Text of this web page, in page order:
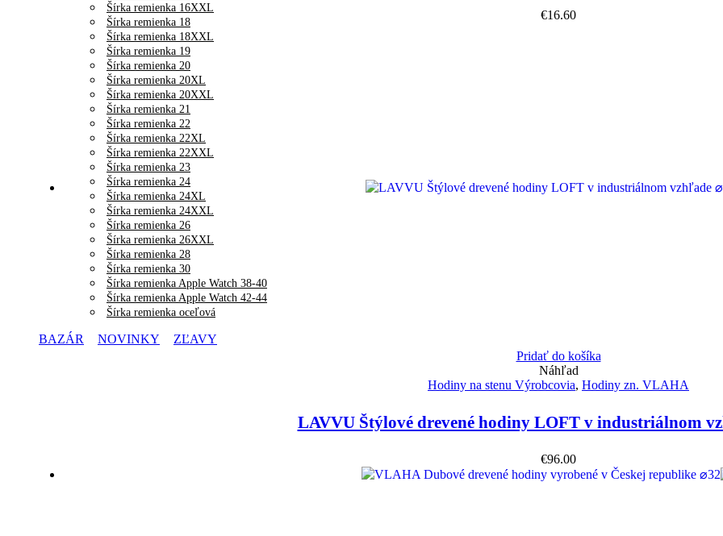
Šírka remienka 16XXL
Šírka remienka 18
Šírka remienka 18XXL
Šírka remienka 19
Šírka remienka 20
Šírka remienka 20XL
Šírka remienka 20XXL
Šírka remienka 21
Šírka remienka 22
Šírka remienka 22XL
Šírka remienka 22XXL
Šírka remienka 23
Šírka remienka 24
Šírka remienka 24XL
Šírka remienka 24XXL
Šírka remienka 26
Šírka remienka 26XXL
Šírka remienka 28
Šírka remienka 30
Šírka remienka Apple Watch 38-40
Šírka remienka Apple Watch 42-44
Šírka remienka oceľová
BAZÁR NOVINKY ZĽAVY
€16.60
Pridať do košíka
Náhľad
Hodiny na stenu Výrobcovia, Hodiny zn. VLAHA
LAVVU Štýlové drevené hodiny LOFT v industriálnom
€96.00